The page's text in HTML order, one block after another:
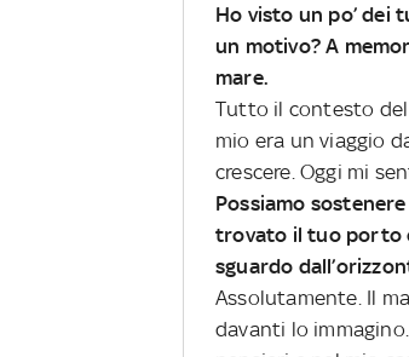
Ho visto un po’ dei
un motivo? A
mare.
Tutto il contesto del
mio era un viaggio
crescere. Oggi mi
Possiamo
trovato il tuo porto
sguardo
Assolutamente. Il
davanti lo